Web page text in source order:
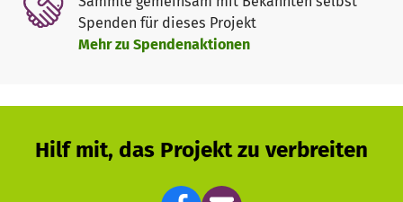
zu unterstützen und die "letzte Meile" gemeinsam zu
gehen.
Spenden für dieses Projekt
Mehr zu Spendenaktionen
Hilf mit, das Projekt zu verbreiten